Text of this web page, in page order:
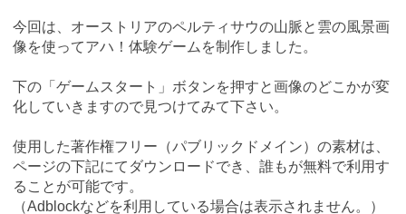
今回は、オーストリアのペルティサウの山脈と雲の風景画
像を使ってアハ！体験ゲームを制作しました。
下の「ゲームスタート」ボタンを押すと画像のどこかが変
化していきますので見つけてみて下さい。
使用した著作権フリー（パブリックドメイン）の素材は、
ページの下記にてダウンロードでき、誰もが無料で利用す
ることが可能です。
（Adblockなどを利用している場合は表示されません。）